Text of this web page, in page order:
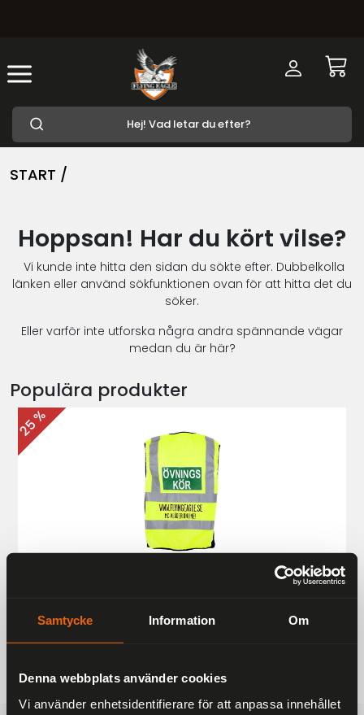
Samtycke Information Om
Denna webbplats använder cookies
Vi använder enhetsidentifierare för att anpassa innehållet
START /
Hoppsan! Har du kört vilse?
Vi kunde inte hitta den sidan du sökte efter. Dubbelkolla
länken eller använd sökfunktionen ovan för att hitta det du
söker.
Eller varför inte utforska några andra spännande vägar
medan du är här?
Populära produkter
25 %
187 kr
249 kr